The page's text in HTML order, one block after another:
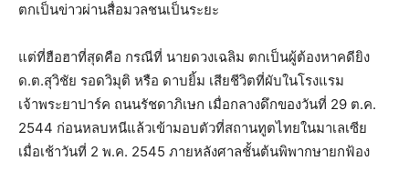
ตกเป็นข่าวผ่านสื่อมวลชนเป็นระยะ
แต่ที่ฮือฮาที่สุดคือ กรณีที่ นายดวงเฉลิม ตกเป็นผู้ต้องหาคดียิง
ด.ต.สุวิชัย รอดวิมุติ หรือ ดาบยิ้ม เสียชีวิตที่ผับในโรงแรม
เจ้าพระยาปาร์ค ถนนรัชดาภิเษก เมื่อกลางดึกของวันที่ 29 ต.ค.
2544 ก่อนหลบหนีแล้วเข้ามอบตัวที่สถานทูตไทยในมาเลเซีย
เมื่อเช้าวันที่ 2 พ.ค. 2545 ภายหลังศาลชั้นต้นพิพากษายกฟ้อง